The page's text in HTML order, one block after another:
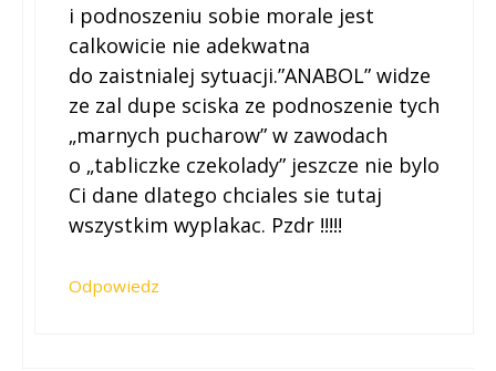
i podnoszeniu sobie morale jest
calkowicie nie adekwatna
do zaistnialej sytuacji.”ANABOL” widze
ze zal dupe sciska ze podnoszenie tych
„marnych pucharow” w zawodach
o „tabliczke czekolady” jeszcze nie bylo
Ci dane dlatego chciales sie tutaj
wszystkim wyplakac. Pzdr !!!!!
Odpowiedz